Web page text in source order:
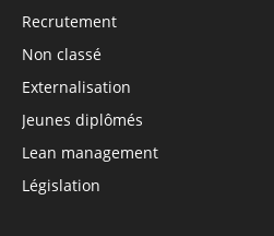
Recrutement
Non classé
Externalisation
Jeunes diplômés
Lean management
Législation